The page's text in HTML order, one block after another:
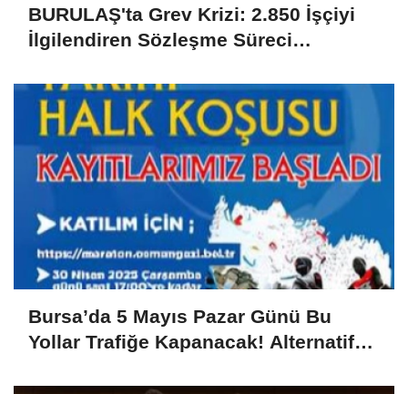
BURULAŞ'ta Grev Krizi: 2.850 İşçiyi
İlgilendiren Sözleşme Süreci
Bursa’da 5 Mayıs Pazar Günü Bu
Yollar Trafiğe Kapanacak! Alternatif